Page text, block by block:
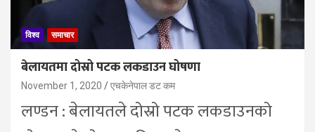
विश्व समाचार
बेलायतमा दोस्रो पटक लकडाउन घोषणा
November 1, 2020 एचकेनेपाल डट कम
लण्डन : बेलायतले दोस्रो पटक लकडाउनको